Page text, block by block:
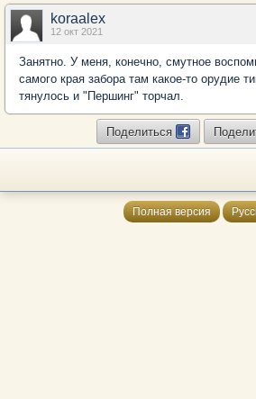
koraalex
12 окт 2021
Занятно. У меня, конечно, смутное
самого края забора там какое-то орудие
тянулось и "Першинг" торчал.
Поделиться
Полная версия